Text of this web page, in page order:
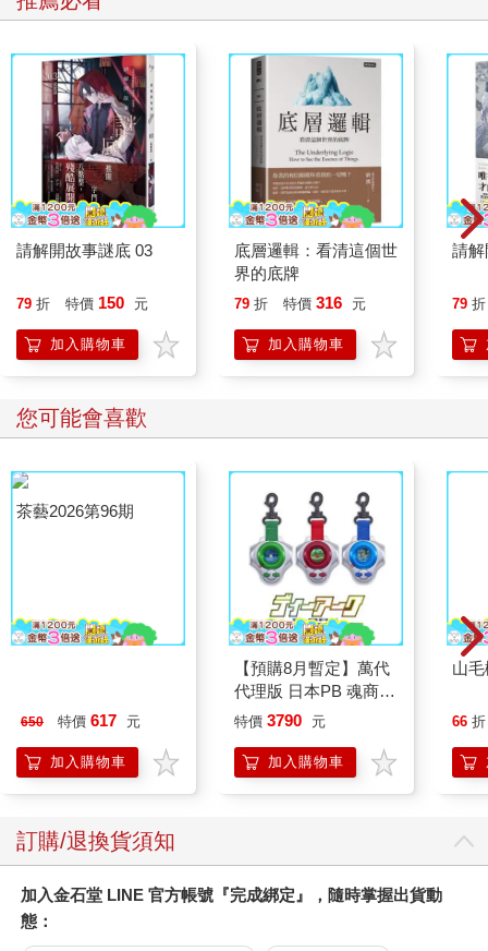
請解開故事謎底 03
79 折 特價 150 元
加入購物車
底層邏輯：看清這個世
界的底牌
79 折 特價 316 元
加入購物車
請解
79 折
您可能會喜歡
650 特價 617 元
加入購物車
【預購8月暫定】萬代
代理版 日本PB 魂商店
限定 數碼寶貝 D-ARK
特價 3790 元
加入購物車
山
66 折
訂購/退換貨須知
加入金石堂 LINE 官方帳號『完成綁定』，隨時掌握出貨動
態：